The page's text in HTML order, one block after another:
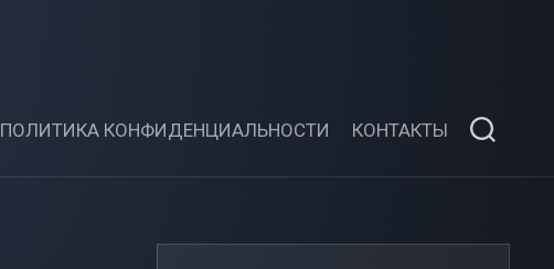
ПОЛИТИКА КОНФИДЕНЦИАЛЬНОСТИ КОНТАКТЫ